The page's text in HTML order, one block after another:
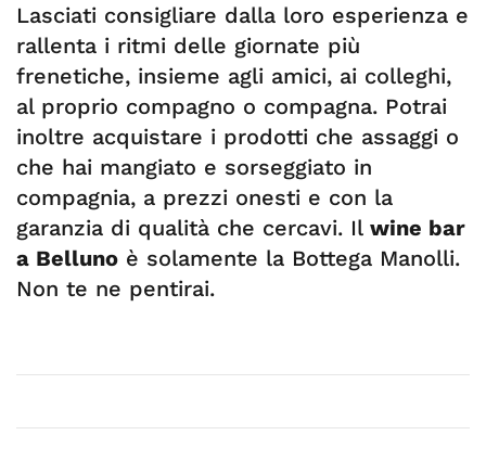
Lasciati consigliare dalla loro esperienza e
rallenta i ritmi delle giornate più
frenetiche, insieme agli amici, ai colleghi,
al proprio compagno o compagna. Potrai
inoltre acquistare i prodotti che assaggi o
che hai mangiato e sorseggiato in
compagnia, a prezzi onesti e con la
garanzia di qualità che cercavi. Il wine bar
a Belluno è solamente la Bottega Manolli.
Non te ne pentirai.